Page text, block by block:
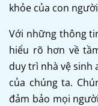
khỏe của con
Với những thông
hiểu rõ hơn về
duy trì nhà vệ sinh
của chúng ta.
đảm bảo mọi